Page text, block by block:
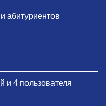
абитуриентов
и 4 пользователя